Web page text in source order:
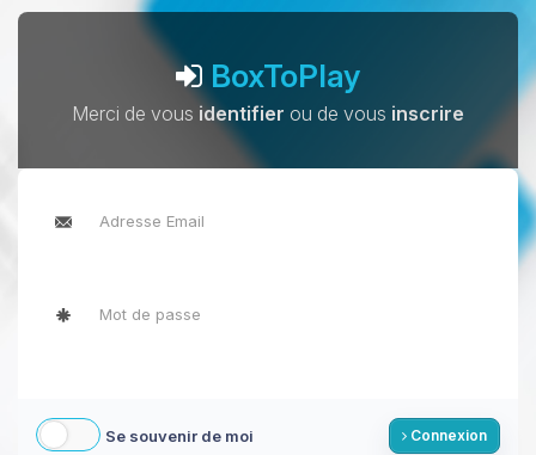
BoxToPlay
Merci de vous identifier ou de vous inscrire
Se souvenir de moi Connexion